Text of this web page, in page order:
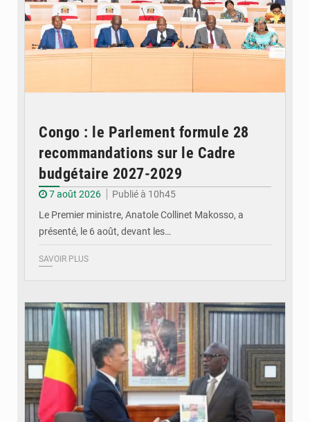
Congo : le Parlement formule 28
recommandations sur le Cadre
budgétaire 2027-2029
7 août 2026
Publié à 10h45
Le Premier ministre, Anatole Collinet Makosso, a
présenté, le 6 août, devant les…
SAVOIR PLUS